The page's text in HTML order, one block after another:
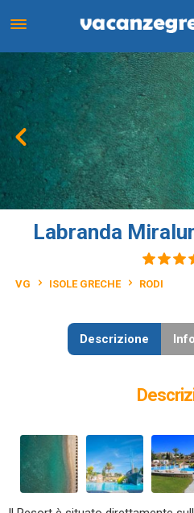
Labranda
VG ISOLE GRECHE RODI
Descrizione